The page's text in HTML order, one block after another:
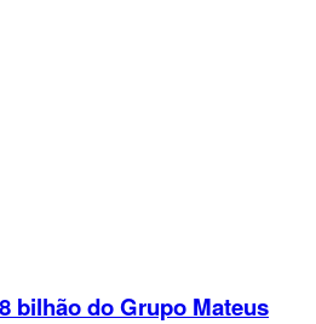
bilhão do Grupo Mateus